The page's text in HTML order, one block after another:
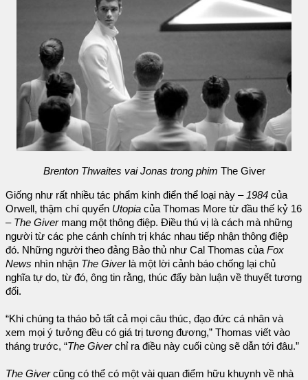
Brenton Thwaites vai Jonas trong phim The Giver
Giống như rất nhiều tác phẩm kinh điển thể loại này – 1984 của
Orwell, thậm chí quyển Utopia của Thomas More từ đầu thế kỷ 16
– The Givermang một thông điệp. Điều thú vị là cách mà những
người từ các phe cánh chính trị khác nhau tiếp nhận thông điệp
đó. Những người theo đảng Bảo thủ như Cal Thomas của Fox
News nhìn nhận The Giverlà một lời cảnh báo chống lại chủ
nghĩa tự do, từ đó, ông tin rằng, thúc đẩy bàn luận về thuyết tương
đối.
“Khi chúng ta tháo bỏ tất cả mọi câu thúc, đạo đức cá nhân và
xem mọi ý tưởng đều có giá trị tương đương,” Thomas viết vào
tháng trước, “The Giverchỉ ra điều này cuối cùng sẽ dẫn tới đâu.”
The Givercũng có thể có một vài quan điểm hữu khuynh về nhà